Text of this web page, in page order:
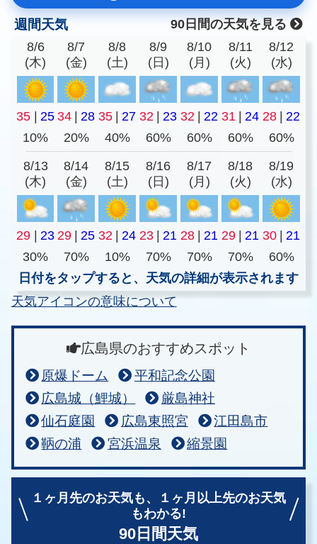
週間天気
90日間の天気を見る
8/6
(木)
8/7
(金)
8/8
(土)
8/9
(日)
8/10
(月)
8/11
(火)
8/12
(水)
35 | 25 34 | 28 35 | 27 32 | 23 32 | 22 31 | 24 28 | 22
10%
20% 40% 60% 60% 60% 60%
8/13
(木)
8/14
(金)
8/15
(土)
8/16
(日)
8/17
(月)
8/18
(火)
8/19
(水)
29 | 23 29 | 25 32 | 24 23 | 21 28 | 21 29 | 21 30 | 21
30%
70% 10% 70% 70% 70%
60%
日付をタップすると、天気の詳細が表示されます
天気アイコンの意味について
広島県のおすすめスポット
原爆ドーム
平和記念公園
広島城（鯉城）
厳島神社
仙石庭園
広島東照宮
江田島市
鞆の浦
宮浜温泉 縮景園
１ヶ月先のお天気も、
１ヶ月以上先のお天気
もわかる!
90日間天気